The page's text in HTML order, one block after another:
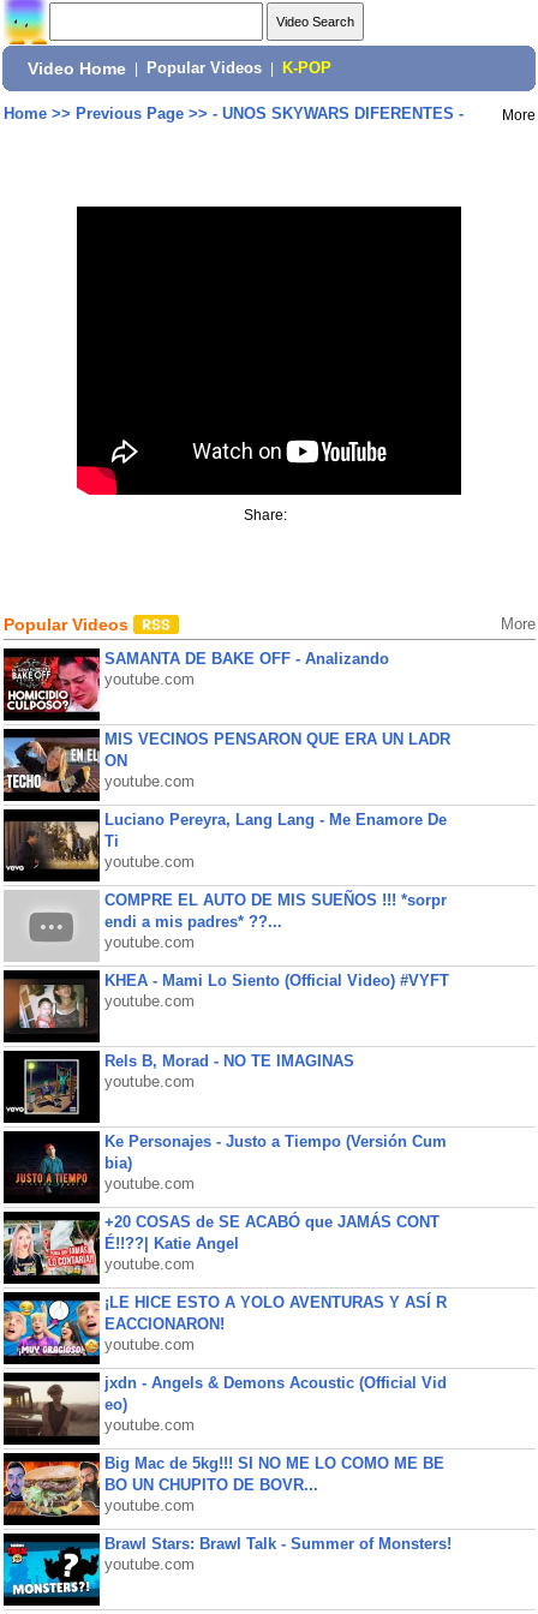
Video Home Popular Videos K-POP
Home>> Previous Page>> - UNOS SKYWARS DIFERENTES - More
Share:
Popular Videos More
SAMANTA DE BAKE OFF - Analizando
youtube.com
MIS VECINOS PENSARON QUE ERA UN LADR
ON
youtube.com
Luciano Pereyra, Lang Lang - Me Enamore De
Ti
youtube.com
COMPRE EL AUTO DE MIS SUEÑOS !!! *sorpr
endi a mis padres* ??...
youtube.com
KHEA - Mami Lo Siento (Official Video) #VYFT
youtube.com
Rels B, Morad - NO TE IMAGINAS
youtube.com
Ke Personajes - Justo a Tiempo (Versión Cum
bia)
youtube.com
+20 COSAS de SE ACABÓ que JAMÁS CONT
É!!??| Katie Angel
youtube.com
¡LE HICE ESTO A YOLO AVENTURAS Y ASÍ R
EACCIONARON!
youtube.com
jxdn - Angels & Demons Acoustic (Official Vid
eo)
youtube.com
Big Mac de 5kg!!! SI NO ME LO COMO ME BE
BO UN CHUPITO DE BOVR...
youtube.com
Brawl Stars: Brawl Talk - Summer of Monsters!
youtube.com